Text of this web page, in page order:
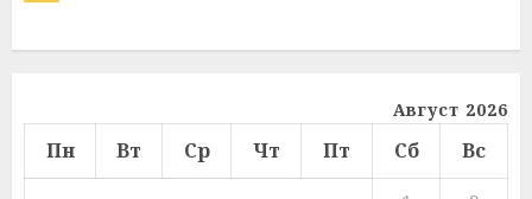
Август 2026
Пн Вт Ср Чт Пт Сб
Вс